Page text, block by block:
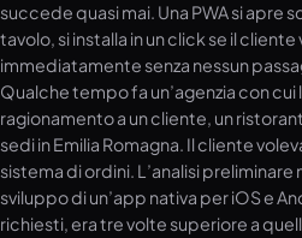
succede quasi mai. Una PWA si apre
tavolo, si installa in un click se il cliente
immediatamente senza nessun
Qualche tempo fa un’agenzia con
ragionamento a un cliente, un
sedi in Emilia Romagna. Il cliente
sistema di ordini. L’analisi
sviluppo di un’app nativa per iOS e
richiesti, era tre volte superiore a